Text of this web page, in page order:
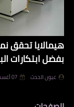
بفضل ابتكارات
عيون الحدث 07 أغسطس 2026